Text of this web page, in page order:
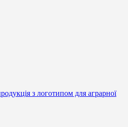
з логотипом для аграрної